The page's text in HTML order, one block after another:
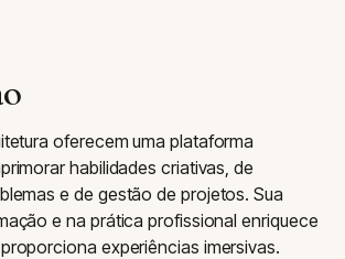
oferecem uma plataforma
habilidades criativas, de
e de gestão de projetos. Sua
e na prática profissional enriquece
experiências imersivas.